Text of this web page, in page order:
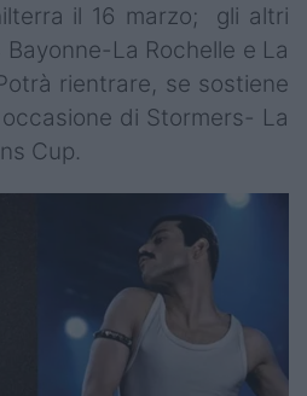
il 16 marzo; gli altri
La Rochelle e La
rientrare, se sostiene
di Stormers- La
Cup.